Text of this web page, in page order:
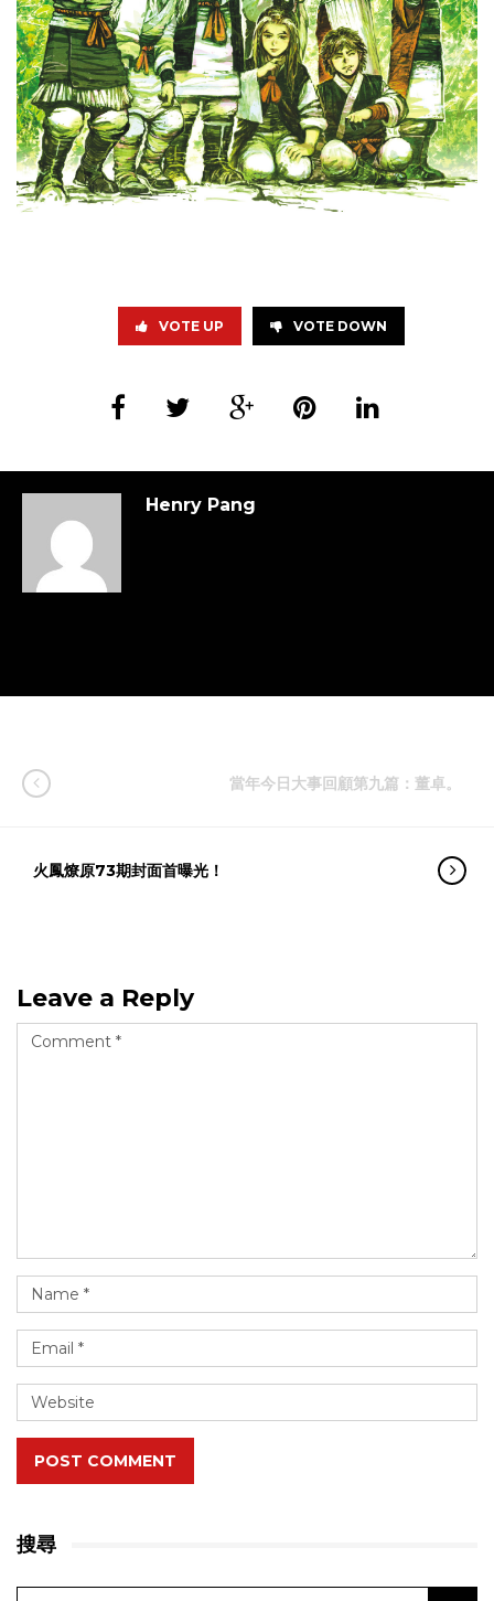
VOTE UP VOTE DOWN
Henry Pang
當年今日大事回顧第九篇：董卓。
火鳳燎原73期封面首曝光！
Leave a Reply
POST COMMENT
搜尋